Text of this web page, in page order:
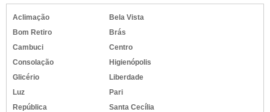
Aclimação
Bela Vista
Bom Retiro
Brás
Cambuci
Centro
Consolação
Higienópolis
Glicério
Liberdade
Luz
Pari
República
Santa Cecília